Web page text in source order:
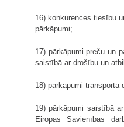
16) konkurences tiesību
pārkāpumi;
17) pārkāpumi preču un
saistībā ar drošību un
18) pārkāpumi transporta
19) pārkāpumi saistībā
Eiropas Savienības